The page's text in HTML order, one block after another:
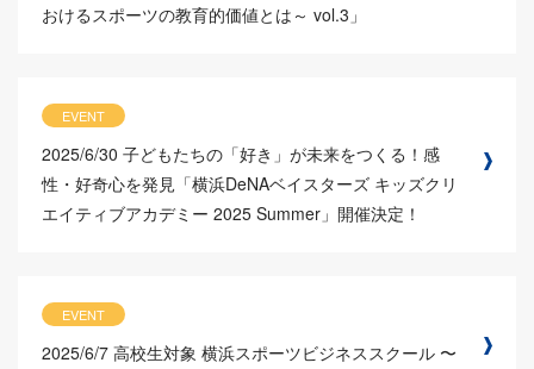
おけるスポーツの教育的価値とは～ vol.3」
EVENT
2025/6/30 子どもたちの「好き」が未来をつくる！感
性・好奇心を発見「横浜DeNAベイスターズ キッズクリ
エイティブアカデミー 2025 Summer」開催決定！
EVENT
2025/6/7 高校生対象 横浜スポーツビジネススクール 〜